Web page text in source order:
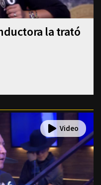
la trató